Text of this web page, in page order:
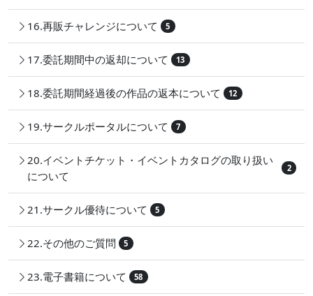
16.再販チャレンジについて 5
17.委託期間中の返却について 13
18.委託期間経過後の作品の返本について 12
19.サークルポータルについて 7
20.イベントチケット・イベントカタログの取り扱い
について
2
21.サークル優待について 5
22.その他のご質問 5
23.電子書籍について 58